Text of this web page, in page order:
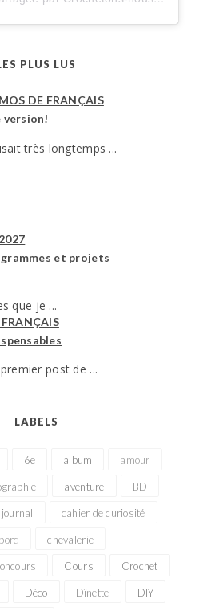
PLUS LUS
DE FRANÇAIS
version!
très longtemps ...
et projets
que je ...
post de ...
LABELS
6e album amour
aventure BD
cahier de curiosité
chevalerie
Cours Crochet
Déco Dînette DIY